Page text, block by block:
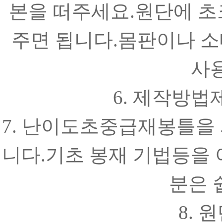
본을 떠주세요.원단에
주면 됩니다.몸판이나
사
6. 제작방법
7. 난이도초중급재봉틀
니다.기초 봉재 기법등을
분은
8.